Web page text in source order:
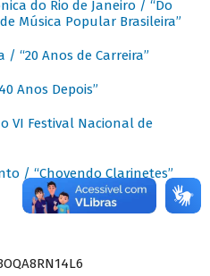
do Rio de Janeiro / “Do
Música Popular Brasileira”
/ “20 Anos de Carreira”
Anos Depois”
VI Festival Nacional de
/ “Chovendo Clarinetes”